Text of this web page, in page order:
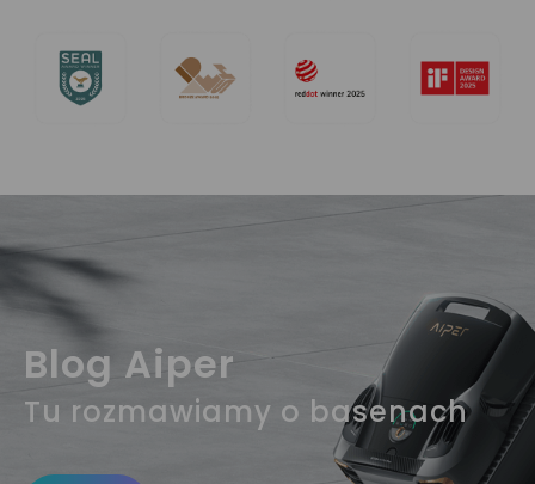
Blog Aiper
Tu rozmawiamy o basenach